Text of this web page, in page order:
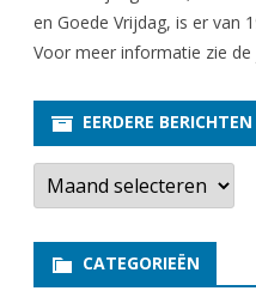
en Goede Vrijdag, is er van
Voor meer informatie zie de
EERDERE BERICHTEN
E
r
e
e
CATEGORIEËN